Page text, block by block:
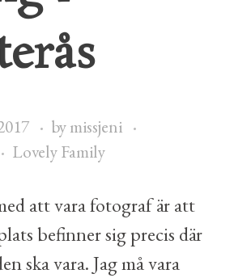
bymissjeni
Lovely Family
att vara fotograf är att
befinner sig precis där
ska vara. Jag må vara